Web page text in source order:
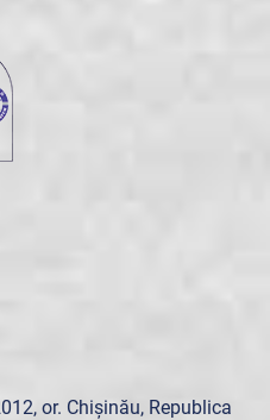
or. Chișinău, Republica